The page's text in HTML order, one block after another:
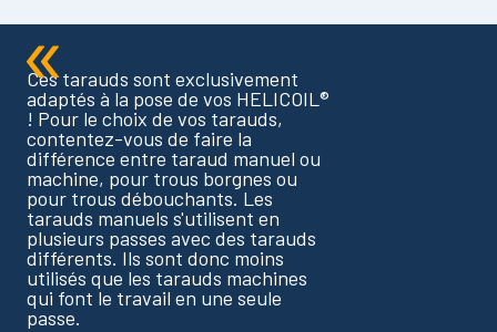
Ces tarauds sont exclusivement
adaptés à la pose de vos HELICOIL®
! Pour le choix de vos tarauds,
contentez-vous de faire la
différence entre taraud manuel ou
machine, pour trous borgnes ou
pour trous débouchants. Les
tarauds manuels s'utilisent en
plusieurs passes avec des tarauds
différents. Ils sont donc moins
utilisés que les tarauds machines
qui font le travail en une seule
passe.